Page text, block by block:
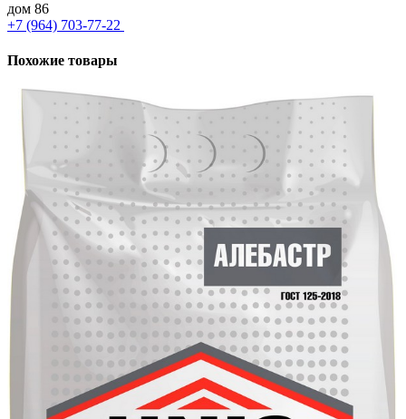
дом 86
+7 (964) 703-77-22
Похожие товары